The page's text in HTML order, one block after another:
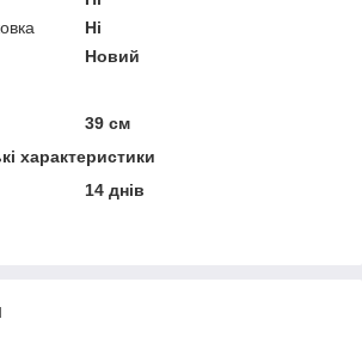
Ні
Новий
39 см
характеристики
14 днів